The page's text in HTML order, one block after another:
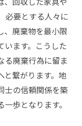
必要とする人々に
、廃棄物を最小限
います。こうした
る廃棄行為に留ま
と繋がります。地
士の信頼関係を築
歩となります。